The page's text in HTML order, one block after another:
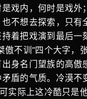
戏内，何时是戏外
不想去探索，只有
着把戏演到最后一
傲不训”四个大字，
身名门望族的高傲
盾的气质。冷漠不
实际上这冷酷只是